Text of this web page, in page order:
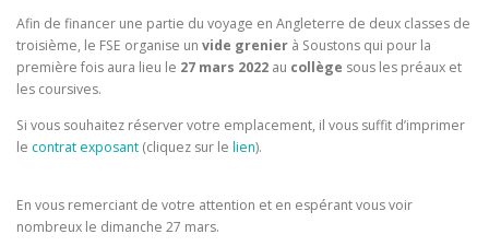
Afin de financer une partie du voyage en Angleterre de deux classes de
troisième, le FSE organise un vide grenier à Soustons qui pour la
première fois aura lieu le 27 mars 2022 au collège sous les préaux et
les coursives.
Si vous souhaitez réserver votre emplacement, il vous suffit d’imprimer
le contrat exposant (cliquez sur le lien).
En vous remerciant de votre attention et en espérant vous voir
nombreux le dimanche 27 mars.